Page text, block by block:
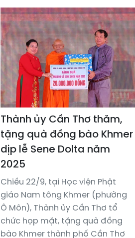
Thành ủy Cần Thơ thăm,
tặng quà đồng bào Khmer
dịp lễ Sene Dolta năm
2025
Chiều 22/9, tại Học viện Phật
giáo Nam tông Khmer (phường
Ô Môn), Thành ủy Cần Thơ tổ
chức họp mặt, tặng quà đồng
bào Khmer thành phố Cần Thơ